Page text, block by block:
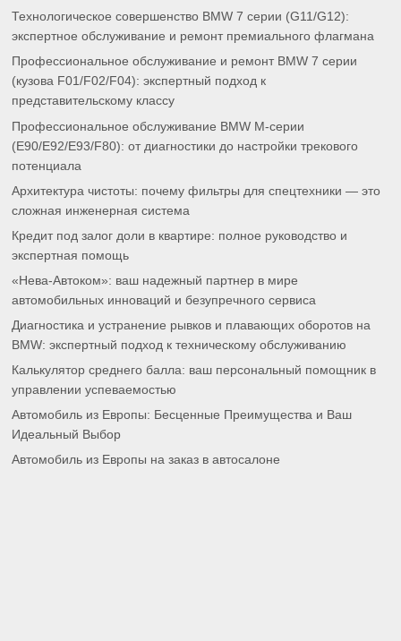
Технологическое совершенство BMW 7 серии (G11/G12):
экспертное обслуживание и ремонт премиального флагмана
Профессиональное обслуживание и ремонт BMW 7 серии
(кузова F01/F02/F04): экспертный подход к
представительскому классу
Профессиональное обслуживание BMW M-серии
(E90/E92/E93/F80): от диагностики до настройки трекового
потенциала
Архитектура чистоты: почему фильтры для спецтехники — это
сложная инженерная система
Кредит под залог доли в квартире: полное руководство и
экспертная помощь
«Нева-Автоком»: ваш надежный партнер в мире
автомобильных инноваций и безупречного сервиса
Диагностика и устранение рывков и плавающих оборотов на
BMW: экспертный подход к техническому обслуживанию
Калькулятор среднего балла: ваш персональный помощник в
управлении успеваемостью
Автомобиль из Европы: Бесценные Преимущества и Ваш
Идеальный Выбор
Автомобиль из Европы на заказ в автосалоне